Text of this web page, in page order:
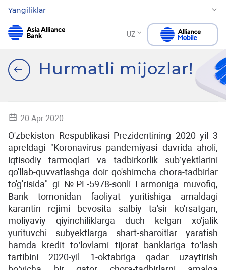
Yangiliklar
UZ
Hurmatli mijozlar!
20 Apr 2020
O'zbekiston Respublikasi Prezidentining 2020 yil 3
apreldagi "Koronavirus pandemiyasi davrida aholi,
iqtisodiy tarmoqlari va tadbirkorlik sub’yektlarini
qo'llab-quvvatlashga doir qo'shimcha chora-tadbirlar
to'g'risida" gi №PF-5978-sonli Farmoniga muvofiq,
Bank tomonidan faoliyat yuritishiga amaldagi
karantin rejimi bevosita salbiy ta'sir ko'rsatgan,
moliyaviy qiyinchiliklarga duch kelgan xo'jalik
yurituvchi subyektlarga shart-sharoitlar yaratish
hamda kredit to’lovlarni tijorat banklariga to’lash
tartibini 2020-yil 1-oktabriga qadar uzaytirish